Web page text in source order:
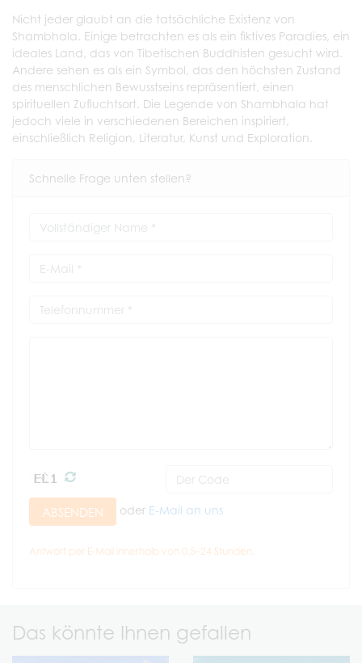
Nicht jeder glaubt an die tatsächliche Existenz von
Shambhala. Einige betrachten es als ein fiktives Paradies, ein
ideales Land, das von Tibetischen Buddhisten gesucht wird.
Andere sehen es als ein Symbol, das den höchsten Zustand
des menschlichen Bewusstseins repräsentiert, einen
spirituellen Zufluchtsort. Die Legende von Shambhala hat
jedoch viele in verschiedenen Bereichen inspiriert,
einschließlich Religion, Literatur, Kunst und Exploration.
Schnelle Frage unten stellen?
ABSENDEN oder E-Mail an uns
Antwort per E-Mail innerhalb von 0,5–24 Stunden.
Das könnte Ihnen gefallen